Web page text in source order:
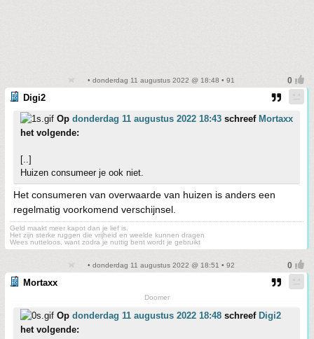
• donderdag 11 augustus 2022 @ 18:48 • 91
Digi2
Op donderdag 11 augustus 2022 18:43 schreef Mortaxx
het volgende:
[..]
Huizen consumeer je ook niet.
Het consumeren van overwaarde van huizen is anders een
regelmatig voorkomend verschijnsel.
Geld maakt meer kapot dan je lief is.
Het zijn sterke ruggen die vrijheid en weelde kunnen dragen
Wees nutteloos, want zodra je nuttig bent wordt je gebruikt
• donderdag 11 augustus 2022 @ 18:51 • 92
Mortaxx
Doomer
Op donderdag 11 augustus 2022 18:48 schreef Digi2
het volgende: